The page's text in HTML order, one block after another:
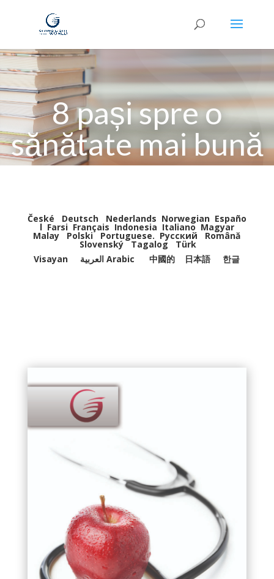
8 pași spre o
sănătate mai bună
České Deutsch Nederlands Norwegian Españo
l Farsi Français Indonesia Italiano Magyar
Malay Polski Portuguese. Pусский Română
Slovenský Tagalog
Türk
Visayan
العربية Arabic 中國的 日本語 한글